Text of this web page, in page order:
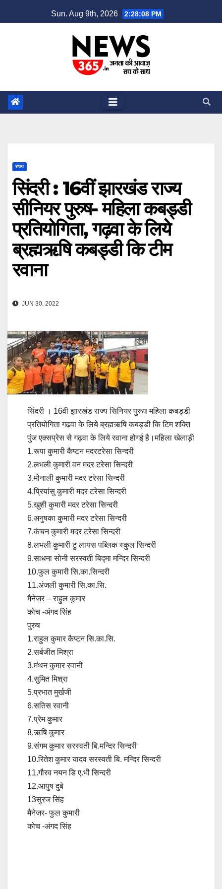
to
Sun. Aug 9th, 2026 2:28:09 PM
राज्य
सिंदरी : 16वीं झारखंड राज्य
सीनियर पुरुष- महिला कबड्डी
प्रतियोगिता, गढ़वा के लिये
ब्रह्मऋषि कबड्डी कि टीम
रवाना
JUN 30, 2022
सिंदरी । 16वी झारखंड राज्य सिनियर पुरूष महिला कबड्डी
प्रतियोगिता गढ़वा के लिये ब्रह्मऋषि कबड्डी कि टिम शक्ति
पुंज एक्सप्रेस से गढ़वा के लिये रवाना होगई है।महिला खेलाड़़ी
1.रूपा कुमारी कैप्टन मदरटरेसा सिन्दरी
2.लभली कुमारी वन मदर टरेसा सिन्दरी
3.मोनाली कुमारी मदर टरेसा सिन्दरी
4.प्रियांसु कुमारी मदर टरेसा सिन्दरी
5.खुशी कुमारी मदर टरेसा सिन्दरी
6.अनुषका कुमारी मदर टरेसा सिन्दरी
7.कंचन कुमारी मदर टरेसा सिन्दरी
8.लभली कुमारी टु लायस पब्लिक स्कुल सिन्दरी
9.साधना सोनी सरस्वती बिद्मा मन्दिर सिन्दरी
10.फुल कुमारी सि.का.सिन्दरी
11.अंजली कुमारी सि.का.सि.
मैनेजर – राहुल कुमार
कोच -अंगद सिंह
पुरुष
1.राहुल कुमार कैप्टन सि.का.सि.
2.सर्बजीत मिश्रा
3.मंथन कुमार रवानी
4.सुमित मिश्रा
5.प्रभात मुर्खजी
6.सतिस रवानी
7.प्रेम कुमार
8.ऋषि कुमार
9.संगम कुमार सरस्वती बि.मन्दिर सिन्दरी
10.रितेश कुमार यादव सरस्वती बि. मन्दिर सिन्दरी
11.गौरव नयन डि ए.भी सिन्दरी
12.आयुष दुबे
13सुरज सिंह
मैनेजर- फुल कुमारी
कोच -अंगद सिंह